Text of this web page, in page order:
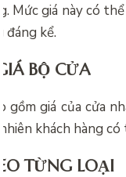
Mức giá này có
đáng kể.
BỘ CỬA
gồm giá của cửa
khách hàng
TỪNG LOẠI